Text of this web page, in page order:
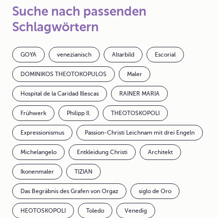
Suche nach passenden
Schlagwörtern
GOYA venezianisch Altarbild Escorial
DOMINIKOS THEOTOKOPULOS Maler
Hospital de la Caridad Illescas RAINER MARIA
Frühwerk Philipp II. THEOTOSKOPOLI
Expressionismus Passion-Christi Leichnam mit drei Engeln
Michelangelo Entkleidung Christi Architekt
Ikonenmaler TIZIAN
Das Begräbnis des Grafen von Orgaz siglo de Oro
HEOTOSKOPOLI Toledo Venedig